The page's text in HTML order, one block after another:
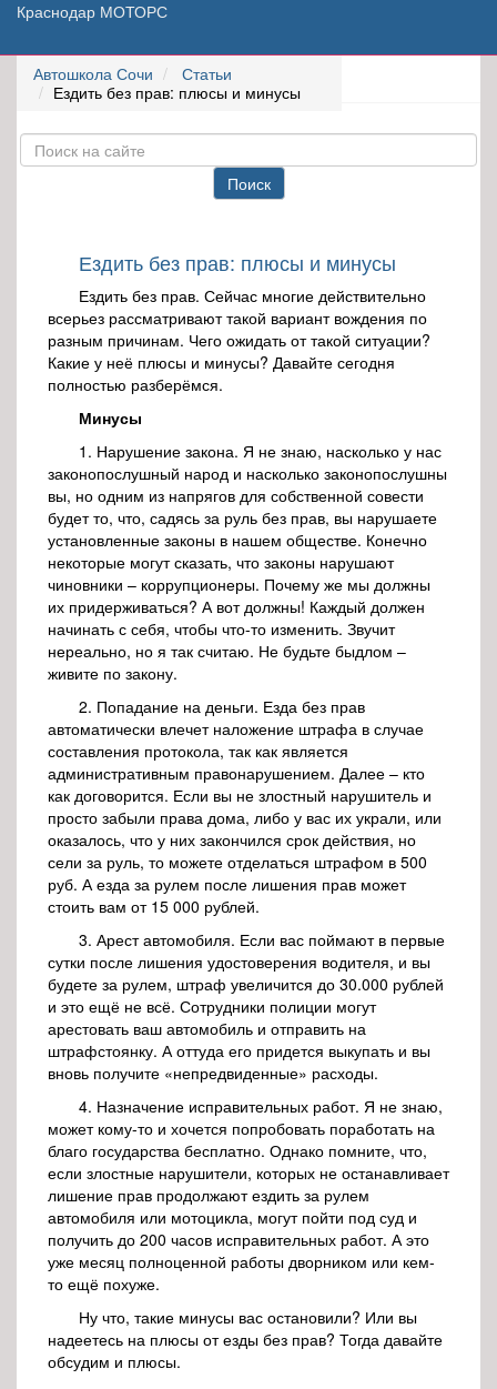
Краснодар МОТОРС
Автошкола Сочи
Статьи
Ездить без прав: плюсы и минусы
Поиск
Ездить без прав: плюсы и минусы
Ездить без прав. Сейчас многие действительно
всерьез рассматривают такой вариант вождения по
разным причинам. Чего ожидать от такой ситуации?
Какие у неё плюсы и минусы? Давайте сегодня
полностью разберёмся.
Минусы
1. Нарушение закона. Я не знаю, насколько у нас
законопослушный народ и насколько законопослушны
вы, но одним из напрягов для собственной совести
будет то, что, садясь за руль без прав, вы нарушаете
установленные законы в нашем обществе. Конечно
некоторые могут сказать, что законы нарушают
чиновники – коррупционеры. Почему же мы должны
их придерживаться? А вот должны! Каждый должен
начинать с себя, чтобы что-то изменить. Звучит
нереально, но я так считаю. Не будьте быдлом –
живите по закону.
2. Попадание на деньги. Езда без прав
автоматически влечет наложение штрафа в случае
составления протокола, так как является
административным правонарушением. Далее – кто
как договорится. Если вы не злостный нарушитель и
просто забыли права дома, либо у вас их украли, или
оказалось, что у них закончился срок действия, но
сели за руль, то можете отделаться штрафом в 500
руб. А езда за рулем после лишения прав может
стоить вам от 15 000 рублей.
3. Арест автомобиля. Если вас поймают в первые
сутки после лишения удостоверения водителя, и вы
будете за рулем, штраф увеличится до 30.000 рублей
и это ещё не всё. Сотрудники полиции могут
арестовать ваш автомобиль и отправить на
штрафстоянку. А оттуда его придется выкупать и вы
вновь получите «непредвиденные» расходы.
4. Назначение исправительных работ. Я не знаю,
может кому-то и хочется попробовать поработать на
благо государства бесплатно. Однако помните, что,
если злостные нарушители, которых не останавливает
лишение прав продолжают ездить за рулем
автомобиля или мотоцикла, могут пойти под суд и
получить до 200 часов исправительных работ. А это
уже месяц полноценной работы дворником или кем-
то ещё похуже.
Ну что, такие минусы вас остановили? Или вы
надеетесь на плюсы от езды без прав? Тогда давайте
обсудим и плюсы.